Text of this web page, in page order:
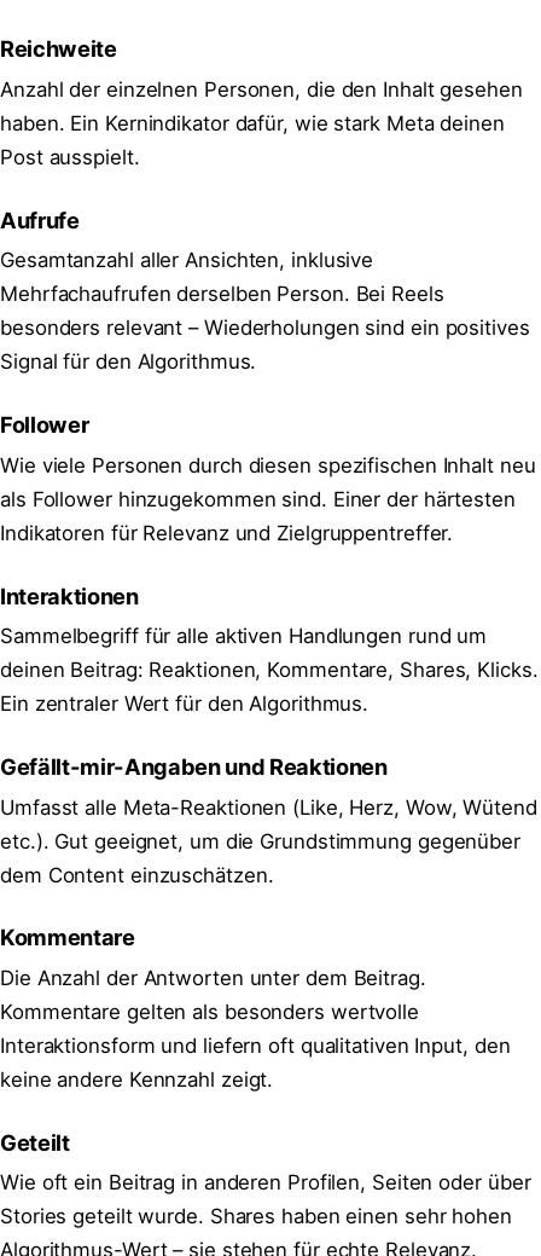
Reichweite
Anzahl der einzelnen Personen, die den Inhalt gesehen
haben. Ein Kernindikator dafür, wie stark Meta deinen
Post ausspielt.
Aufrufe
Gesamtanzahl aller Ansichten, inklusive
Mehrfachaufrufen derselben Person. Bei Reels
besonders relevant – Wiederholungen sind ein positives
Signal für den Algorithmus.
Follower
Wie viele Personen durch diesen spezifischen Inhalt neu
als Follower hinzugekommen sind. Einer der härtesten
Indikatoren für Relevanz und Zielgruppentreffer.
Interaktionen
Sammelbegriff für alle aktiven Handlungen rund um
deinen Beitrag: Reaktionen, Kommentare, Shares, Klicks.
Ein zentraler Wert für den Algorithmus.
Gefällt-mir-Angaben und Reaktionen
Umfasst alle Meta-Reaktionen (Like, Herz, Wow, Wütend
etc.). Gut geeignet, um die Grundstimmung gegenüber
dem Content einzuschätzen.
Kommentare
Die Anzahl der Antworten unter dem Beitrag.
Kommentare gelten als besonders wertvolle
Interaktionsform und liefern oft qualitativen Input, den
keine andere Kennzahl zeigt.
Geteilt
Wie oft ein Beitrag in anderen Profilen, Seiten oder über
Stories geteilt wurde. Shares haben einen sehr hohen
Algorithmus-Wert – sie stehen für echte Relevanz.